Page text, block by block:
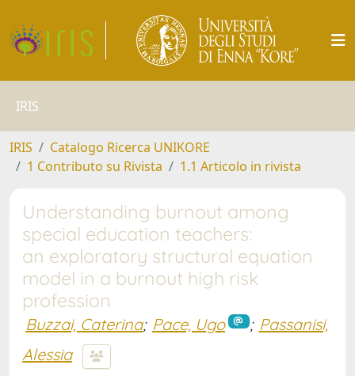
IRIS
IRIS
Catalogo Ricerca UNIKORE
1 Contributo su Rivista
1.1 Articolo in rivista
Understanding burnout among
special education teachers:
an exploratory structural equation
model in a burnout high risk
profession
Buzzai, Caterina; Pace, Ugo ; Passanisi,
Alessia